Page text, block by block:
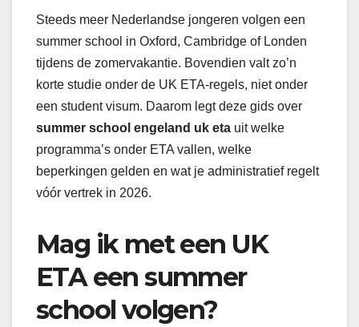
Steeds meer Nederlandse jongeren volgen een
summer school in Oxford, Cambridge of Londen
tijdens de zomervakantie. Bovendien valt zo’n
korte studie onder de UK ETA-regels, niet onder
een student visum. Daarom legt deze gids over
summer school engeland uk eta uit welke
programma’s onder ETA vallen, welke
beperkingen gelden en wat je administratief regelt
vóór vertrek in 2026.
Mag ik met een UK
ETA een summer
school volgen?